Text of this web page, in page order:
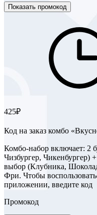
Показать промокод
425₽
Код на заказ комбо
Комбо-набор включает: 2
Чизбургер, Чикенбургер)
выбор (Клубника,
Фри. Чтобы
приложении, введите код
Промокод